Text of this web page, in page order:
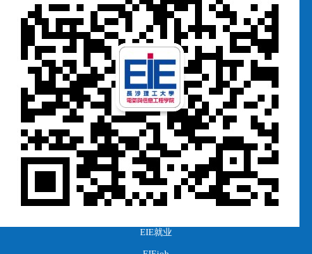
EIE就业